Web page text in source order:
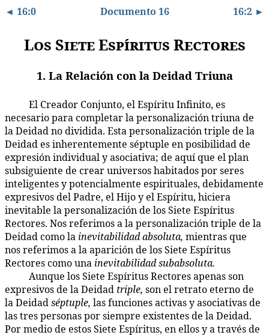
◄ 16:0 Documento 16 16:2 ►
Los Siete Espíritus Rectores
1. La Relación con la Deidad Triuna
El Creador Conjunto, el Espíritu Infinito, es
necesario para completar la personalización triuna de
la Deidad no dividida. Esta personalización triple de la
Deidad es inherentemente séptuple en posibilidad de
expresión individual y asociativa; de aquí que el plan
subsiguiente de crear universos habitados por seres
inteligentes y potencialmente espirituales, debidamente
expresivos del Padre, el Hijo y el Espíritu, hiciera
inevitable la personalización de los Siete Espíritus
Rectores. Nos referimos a la personalización triple de la
Deidad como la inevitabilidad absoluta, mientras que
nos referimos a la aparición de los Siete Espíritus
Rectores como una inevitabilidad subabsoluta.
Aunque los Siete Espíritus Rectores apenas son
expresivos de la Deidad triple, son el retrato eterno de
la Deidadséptuple, las funciones activas y asociativas de
las tres personas por siempre existentes de la Deidad.
Por medio de estos Siete Espíritus, en ellos y a través de